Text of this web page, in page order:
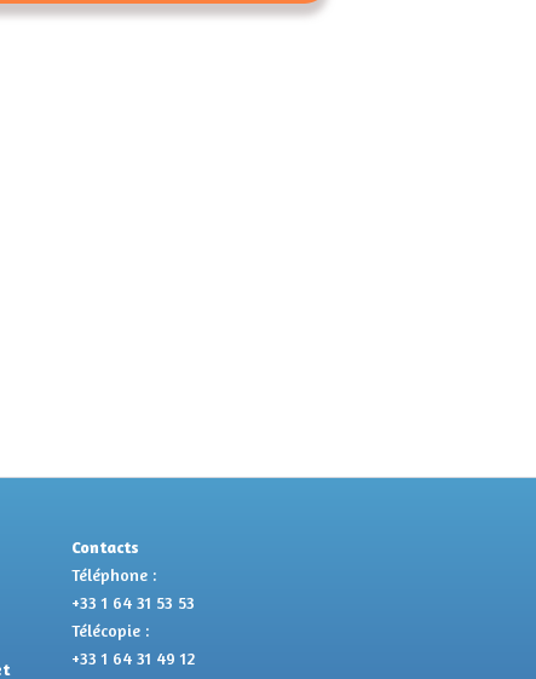
Contacts
Téléphone :
+33 1 64 31 53 53
Télécopie :
+33 1 64 31 49 12